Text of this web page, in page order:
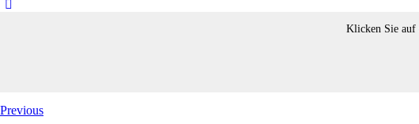
Klicken Sie auf
Beitragsnavigation
Previous